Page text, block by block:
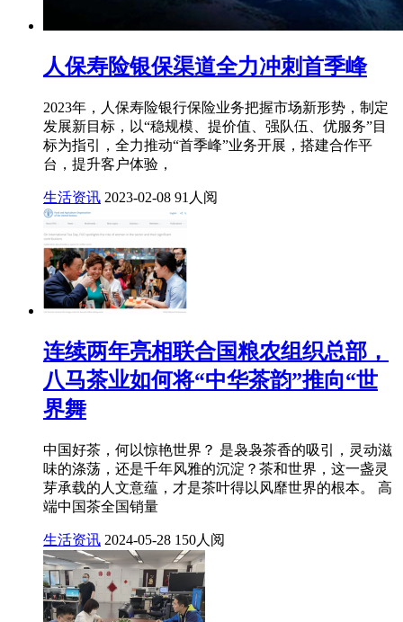
人保寿险银保渠道全力冲刺首季峰
2023年，人保寿险银行保险业务把握市场新形势，制定
发展新目标，以“稳规模、提价值、强队伍、优服务”目
标为指引，全力推动“首季峰”业务开展，搭建合作平
台，提升客户体验，
生活资讯 2023-02-08 91人阅
连续两年亮相联合国粮农组织总部，
八马茶业如何将“中华茶韵”推向“世
界舞
中国好茶，何以惊艳世界？ 是袅袅茶香的吸引，灵动滋
味的涤荡，还是千年风雅的沉淀？茶和世界，这一盏灵
芽承载的人文意蕴，才是茶叶得以风靡世界的根本。 高
端中国茶全国销量
生活资讯 2024-05-28 150人阅